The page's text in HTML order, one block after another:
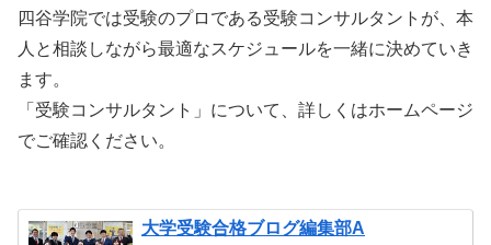
四谷学院では受験のプロである受験コンサルタントが、本
人と相談しながら最適なスケジュールを一緒に決めていき
ます。
「受験コンサルタント」について、詳しくはホームページ
でご確認ください。
大学受験合格ブログ編集部A